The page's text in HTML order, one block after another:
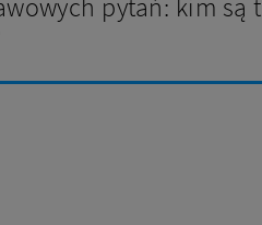
pytań: kim są